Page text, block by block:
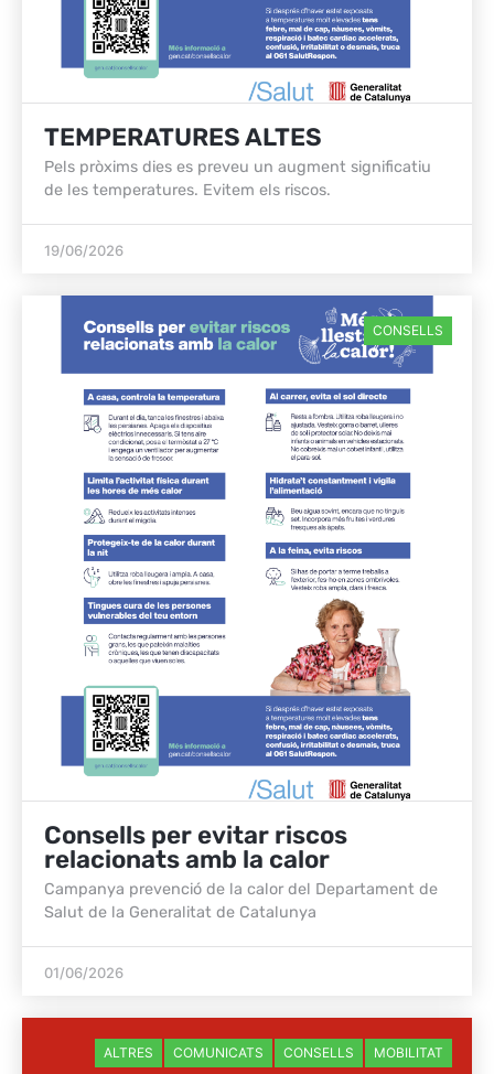
TEMPERATURES ALTES
Pels pròxims dies es preveu un augment significatiu
de les temperatures. Evitem els riscos.
19/06/2026
CONSELLS
Consells per evitar riscos
relacionats amb la calor
Campanya prevenció de la calor del Departament de
Salut de la Generalitat de Catalunya
01/06/2026
ALTRES COMUNICATS CONSELLS MOBILITAT